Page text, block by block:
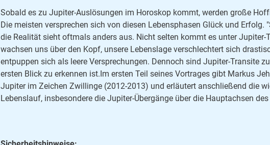
Sobald es zu Jupiter-Auslösungen im Horoskop kommt, werden große
Die meisten versprechen sich von diesen Lebensphasen Glück und Erfolg.
die Realität sieht oftmals anders aus. Nicht selten kommt es unter Jupiter-
wachsen uns über den Kopf, unsere Lebenslage verschlechtert sich
entpuppen sich als leere Versprechungen. Dennoch sind Jupiter-Transite
ersten Blick zu erkennen ist.Im ersten Teil seines Vortrages gibt Markus
Jupiter im Zeichen Zwillinge (2012-2013) und erläutert anschließend die
Lebenslauf, insbesondere die Jupiter-Übergänge über die Hauptachsen